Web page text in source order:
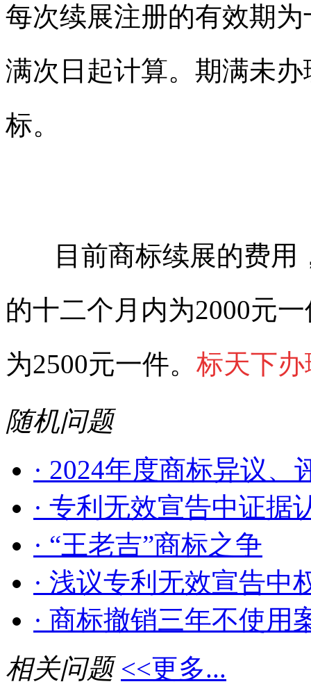
每次续展注册的有效期
满次日起计算。期满未
标。
目前商标续展的费用
的十二个月内为2000元
为2500元一件。 标天下
随机问题
· 2024年度商标异议、
· 专利无效宣告中证据
· “王老吉”商标之争
· 浅议专利无效宣告中
· 商标撤销三年不使用
相关问题 <<更多...